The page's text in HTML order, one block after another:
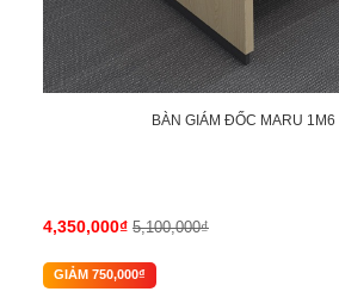
BÀN GIÁM ĐỐC MARU 1M6
4,350,000₫ 5,100,000₫
GIẢM 750,000₫